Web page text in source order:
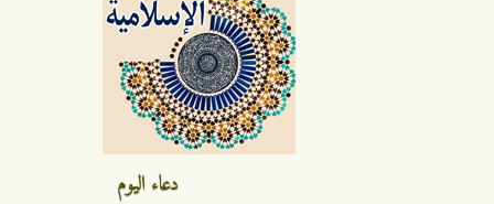
دعاء اليوم